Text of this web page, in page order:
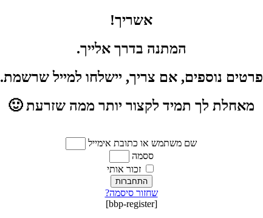
אשריך!
המתנה בדרך אלייך.
פרטים נוספים, אם צריך, יישלחו למייל שרשמת.
מאחלת לך תמיד לקצור יותר ממה שזרעת 🙂
שם משתמש או כתובת אימייל
ססמה
זכור אותי
התחברות
שחזור סיסמה?
[bbp-register]